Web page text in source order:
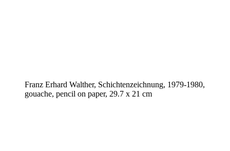
Franz Erhard Walther, Schichtenzeichnung, 1979-1980,
gouache, pencil on paper, 29.7 x 21 cm